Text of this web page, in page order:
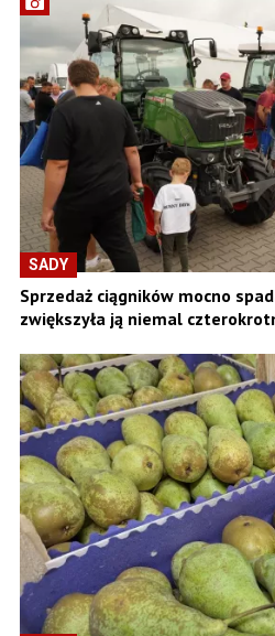
SADY
Sprzedaż ciągników mocno
zwiększyła ją niemal